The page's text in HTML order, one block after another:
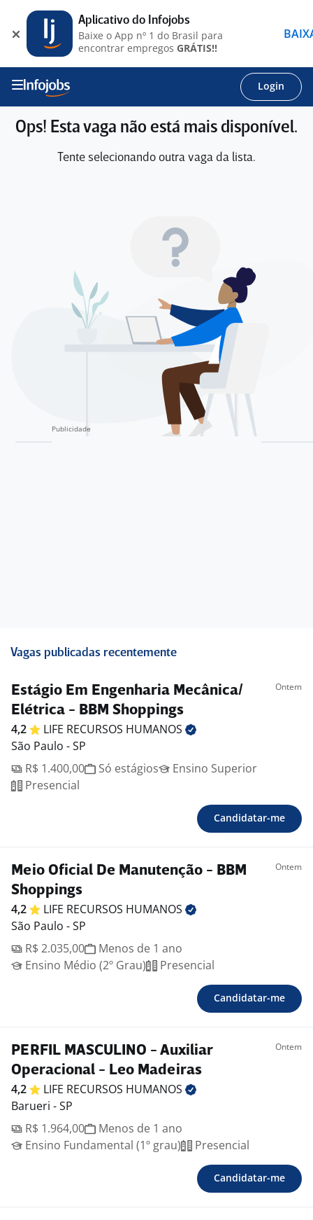
Login
Ops! Esta vaga não está mais disponível.
Tente selecionando outra vaga da lista.
Vagas publicadas recentemente
Estágio Em Engenharia Mecânica/
Elétrica - BBM Shoppings
Ontem
4,2 LIFE RECURSOS HUMANOS
São Paulo - SP
R$ 1.400,00
Só estágios
Ensino Superior
Presencial
Candidatar-me
Meio Oficial De Manutenção - BBM
Shoppings
Ontem
4,2 LIFE RECURSOS HUMANOS
São Paulo - SP
R$ 2.035,00
Menos de 1 ano
Ensino Médio (2º Grau)
Presencial
Candidatar-me
PERFIL MASCULINO - Auxiliar
Operacional - Leo Madeiras
Ontem
4,2 LIFE RECURSOS HUMANOS
Barueri - SP
R$ 1.964,00
Menos de 1 ano
Ensino Fundamental (1º grau)
Presencial
Candidatar-me
Aplicativo do Infojobs
Baixe o App nº 1 do Brasil para
encontrar empregos GRÁTIS!!